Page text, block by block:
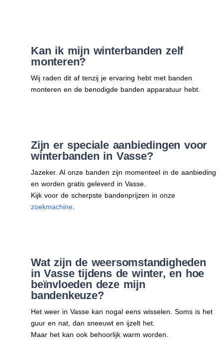
Kan ik mijn winterbanden zelf
monteren?
Wij raden dit af tenzij je ervaring hebt met banden
monteren en de benodigde banden apparatuur hebt.
Zijn er speciale aanbiedingen voor
winterbanden in Vasse?
Jazeker. Al onze banden zijn momenteel in de aanbieding
en worden gratis geleverd in Vasse.
Kijk voor de scherpste bandenprijzen in onze
zoekmachine.
Wat zijn de weersomstandigheden
in Vasse tijdens de winter, en hoe
beïnvloeden deze mijn
bandenkeuze?
Het weer in Vasse kan nogal eens wisselen. Soms is het
guur en nat, dan sneeuwt en ijzelt het.
Maar het kan ook behoorlijk warm worden.